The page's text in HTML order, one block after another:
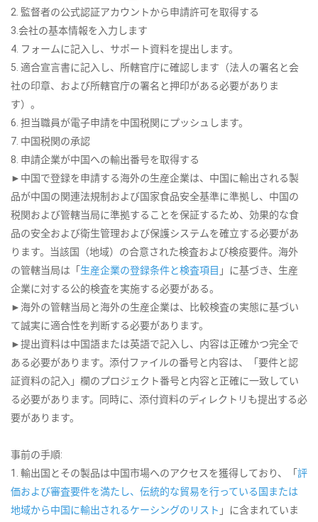
2. 監督者の公式認証アカウントから申請許可を取得する
3.会社の基本情報を入力します
4. フォームに記入し、サポート資料を提出します。
5. 適合宣言書に記入し、所轄官庁に確認します（法人の署名と会
社の印章、および所轄官庁の署名と押印がある必要がありま
す）。
6. 担当職員が電子申請を中国税関にプッシュします。
7. 中国税関の承認
8. 申請企業が中国への輸出番号を取得する
►中国で登録を申請する海外の生産企業は、中国に輸出される製
品が中国の関連法規制および国家食品安全基準に準拠し、中国の
税関および管轄当局に準拠することを保証するため、効果的な食
品の安全および衛生管理および保護システムを確立する必要があ
ります。当該国（地域）の合意された検査および検疫要件。海外
の管轄当局は「 生産企業の登録条件と検査項目 」に基づき、生産
企業に対する公的検査を実施する必要がある。
►海外の管轄当局と海外の生産企業は、比較検査の実態に基づい
て誠実に適合性を判断する必要があります。
►提出資料は中国語または英語で記入し、内容は正確かつ完全で
ある必要があります。添付ファイルの番号と内容は、「要件と認
証資料の記入」欄のプロジェクト番号と内容と正確に一致してい
る必要があります。同時に、添付資料のディレクトリも提出する必
要があります。
事前の手順:
1. 輸出国とその製品は中国市場へのアクセスを獲得しており、「 評
価および審査要件を満たし、伝統的な貿易を行っている国または
地域から中国に輸出されるケーシングのリスト 」に含まれていま